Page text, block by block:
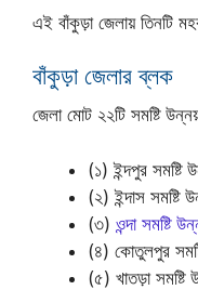
এই বাঁকুড়া জেলায় তিনটি
বাঁকুড়া জেলার ব্লক
জেলা মোট ২২টি সমষ্টি
(১) ইন্দপুর সমষ্টি
(২) ইন্দাস সমষ্টি
(৩) ওন্দা সমষ্টি
(৪) কোতুলপুর
(৫) খাতড়া